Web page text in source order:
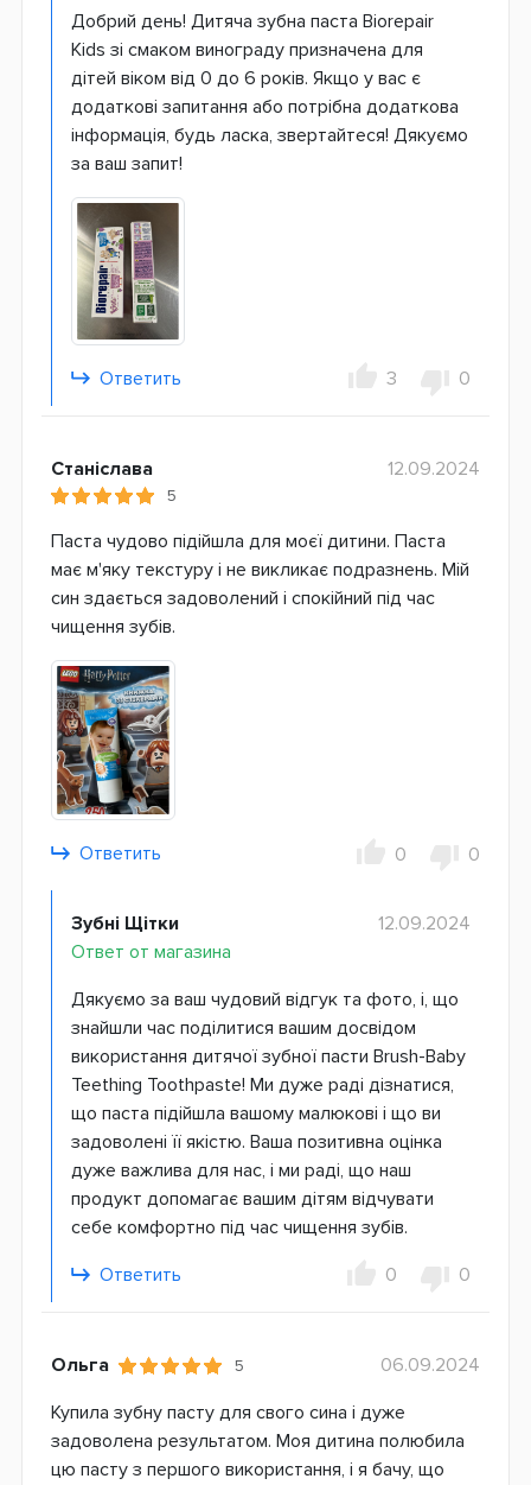
Добрий день! Дитяча зубна паста Biorepair
Kids зі смаком винограду призначена для
дітей віком від 0 до 6 років. Якщо у вас є
додаткові запитання або потрібна додаткова
інформація, будь ласка, звертайтеся! Дякуємо
за ваш запит!
Ответить 3 0
Станіслава
5
12.09.2024
Паста чудово підійшла для моєї дитини. Паста
має м'яку текстуру і не викликає подразнень. Мій
син здається задоволений і спокійний під час
чищення зубів.
Ответить 0 0
Зубні Щітки
Ответ от магазина
12.09.2024
Дякуємо за ваш чудовий відгук та фото, і, що
знайшли час поділитися вашим досвідом
використання дитячої зубної пасти Brush-Baby
Teething Toothpaste! Ми дуже раді дізнатися,
що паста підійшла вашому малюкові і що ви
задоволені її якістю. Ваша позитивна оцінка
дуже важлива для нас, і ми раді, що наш
продукт допомагає вашим дітям відчувати
себе комфортно під час чищення зубів.
Ответить
0 0
Ольга 5
06.09.2024
Купила зубну пасту для свого сина і дуже
задоволена результатом. Моя дитина полюбила
цю пасту з першого використання, і я бачу, що